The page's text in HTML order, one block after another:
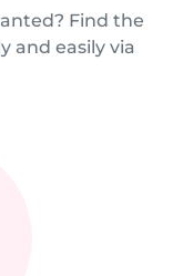
Find the
and easily via